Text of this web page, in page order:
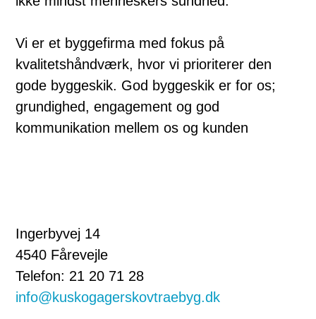
Vi er et byggefirma med fokus på
kvalitetshåndværk, hvor vi prioriterer den
gode byggeskik. God byggeskik er for os;
grundighed, engagement og god
kommunikation mellem os og kunden
Ingerbyvej 14
4540 Fårevejle
Telefon: 21 20 71 28
info@kuskogagerskovtraebyg.dk